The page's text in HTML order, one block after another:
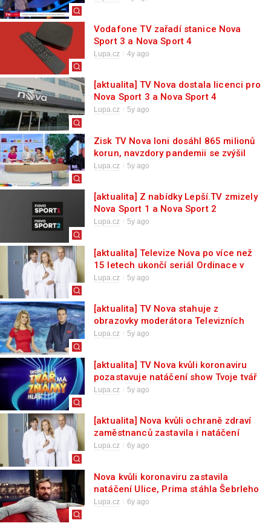
Vodafone TV zařadí stanice Nova
Sport 3 a Nova Sport 4
Lupa.cz 4y ago
[aktualita] TV Nova dostala licenci pro
Nova Sport 3 a Nova Sport 4
Lupa.cz 5y ago
Zisk TV Nova loni dosáhl 865 milionů
korun, navzdory pandemii se zvýšil
Lupa.cz 5y ago
[aktualita] Z nabídky Lepší.TV zmizely
Nova Sport 1 a Nova Sport 2
Lupa.cz 5y ago
[aktualita] Televize Nova po více než
15 letech ukončí seriál Ordinace v
růžové zahradě
Lupa.cz 5y ago
[aktualita] TV Nova stahuje z
obrazovky moderátora Televizních
novin Petra Suchoně
Lupa.cz 5y ago
[aktualita] TV Nova kvůli koronaviru
pozastavuje natáčení show Tvoje tvář
má známý hlas
Lupa.cz 5y ago
[aktualita] Nova kvůli ochraně zdraví
zaměstnanců zastavila i natáčení
Ordinace
Lupa.cz 6y ago
Nova kvůli koronaviru zastavila
natáčení Ulice, Prima stáhla Šebrleho
ze zpráv
Lupa.cz 6y ago